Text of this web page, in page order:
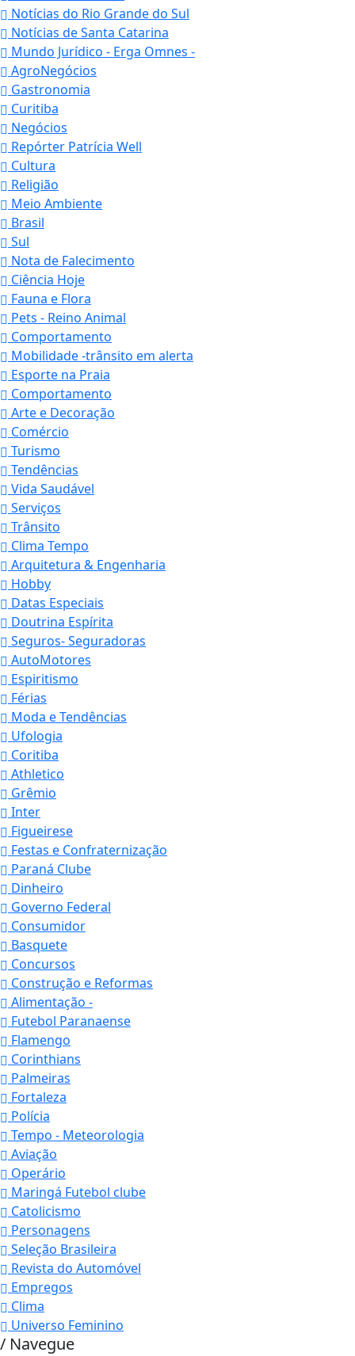
Notícias do Rio Grande do Sul
Notícias de Santa Catarina
Mundo Jurídico - Erga Omnes -
AgroNegócios
Gastronomia
Curitiba
Negócios
Repórter Patrícia Well
Cultura
Religião
Meio Ambiente
Brasil
Sul
Nota de Falecimento
Ciência Hoje
Fauna e Flora
Pets - Reino Animal
Comportamento
Mobilidade -trânsito em alerta
Esporte na Praia
Comportamento
Arte e Decoração
Comércio
Turismo
Tendências
Vida Saudável
Serviços
Trânsito
Clima Tempo
Arquitetura & Engenharia
Hobby
Datas Especiais
Doutrina Espírita
Seguros- Seguradoras
AutoMotores
Espiritismo
Férias
Moda e Tendências
Ufologia
Coritiba
Athletico
Grêmio
Inter
Figueirese
Festas e Confraternização
Paraná Clube
Dinheiro
Governo Federal
Consumidor
Basquete
Concursos
Construção e Reformas
Alimentação -
Futebol Paranaense
Flamengo
Corinthians
Palmeiras
Fortaleza
Polícia
Tempo - Meteorologia
Aviação
Operário
Maringá Futebol clube
Catolicismo
Personagens
Seleção Brasileira
Revista do Automóvel
Empregos
Clima
Universo Feminino
/ Navegue